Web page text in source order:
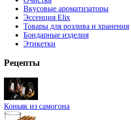
Вкусовые ароматизаторы
Эссенция Elix
Товары для розлива и хранения
Бондарные изделия
Этикетки
Рецепты
Коньяк из самогона